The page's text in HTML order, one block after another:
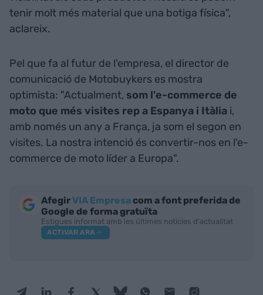
tenir molt més material que una botiga física",
aclareix.
Pel que fa al futur de l'empresa, el director de
comunicació de Motobuykers es mostra
optimista: "Actualment, som l'e-commerce de
moto que més visites rep a Espanya i Itàlia i,
amb només un any a França, ja som el segon en
visites. La nostra intenció és convertir-nos en l'e-
commerce de moto líder a Europa".
AfegirVIA Empresa com a font preferida de
Google de forma gratuïta
Estigues informat amb les últimes notícies d'actualitat
ACTIVAR ARA